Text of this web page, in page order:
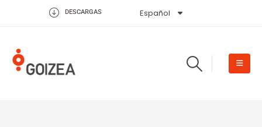
DESCARGAS Español
English